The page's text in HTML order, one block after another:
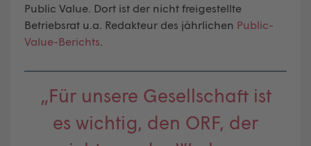
Public Value. Dort ist der nicht freigestellte
Betriebsrat u.a. Redakteur des jährlichen Public-
Value-Berichts
„Für unsere Gesellschaft ist
es wichtig, den ORF, der